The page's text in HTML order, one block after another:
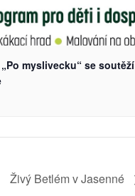
myslivecku“ se soutěží
Živý Betlém v Jasenné